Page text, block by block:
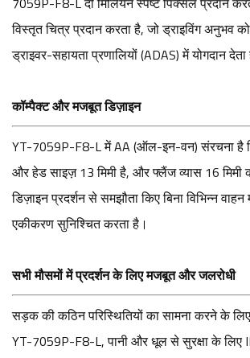
विस्तृत चित्र प्रदान करता है, जो ड्राइविंग अनुभव
ड्राइवर-सहायता प्रणालियों (ADAS) में योगदान देता
कॉम्पैक्ट और मजबूत डिज़ाइन
YT-7059P-F8-L में AA (ऑल-इन-वन) संरचना है
और हेड साइज़ 13 मिमी है, और फ्लैंज व्यास 16 मिमी
डिज़ाइन प्रदर्शन से समझौता किए बिना विभिन्न
एकीकरण सुनिश्चित करता है।
सभी मौसमों में प्रदर्शन के लिए मजबूत और जलरोधी
सड़क की कठिन परिस्थितियों का सामना करने के
YT-7059P-F8-L, पानी और धूल से सुरक्षा के लिए